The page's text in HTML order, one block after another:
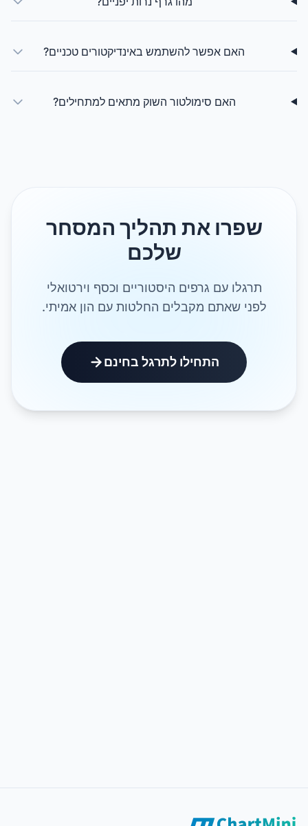
האם אפשר להשתמש באינדיקטורים טכניים?
האם סימולטור השוק מתאים למתחילים?
שפרו את תהליך המסחר
שלכם
תרגלו עם גרפים היסטוריים וכסף וירטואלי
שאתם מקבלים החלטות עם הון אמיתי.
התחילו לתרגל בחינם